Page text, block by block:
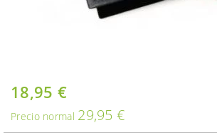
Oferta
18,95 €
Precio normal 29,95 €
Saltar
al
comienzo